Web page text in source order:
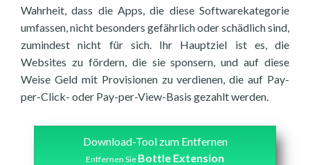
Wahrheit, dass die Apps, die diese Softwarekategorie
umfassen, nicht besonders gefährlich oder schädlich sind,
zumindest nicht für sich. Ihr Hauptziel ist es, die
Websites zu fördern, die sie sponsern, und auf diese
Weise Geld mit Provisionen zu verdienen, die auf Pay-
per-Click- oder Pay-per-View-Basis gezahlt werden.
Download-Tool zum Entfernen
Entfernen Sie Bottle Extension